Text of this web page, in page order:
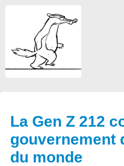
La Gen Z 212
gouvernement
du monde